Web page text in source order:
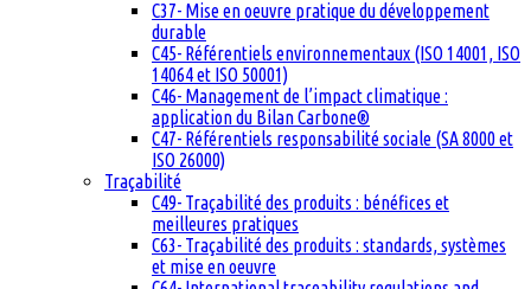
C37- Mise en oeuvre pratique du développement
durable
C45- Référentiels environnementaux (ISO 14001, ISO
14064 et ISO 50001)
C46- Management de l’impact climatique :
application du Bilan Carbone®
C47- Référentiels responsabilité sociale (SA 8000 et
ISO 26000)
Traçabilité
C49- Traçabilité des produits : bénéfices et
meilleures pratiques
C63- Traçabilité des produits : standards, systèmes
et mise en oeuvre